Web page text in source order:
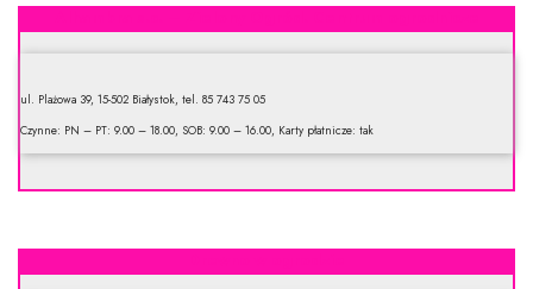
ul. Plażowa 39, 15-502 Białystok, tel. 85 743 75 05
Czynne: PN – PT: 9.00 – 18.00, SOB: 9.00 – 16.00, Karty płatnicze: tak